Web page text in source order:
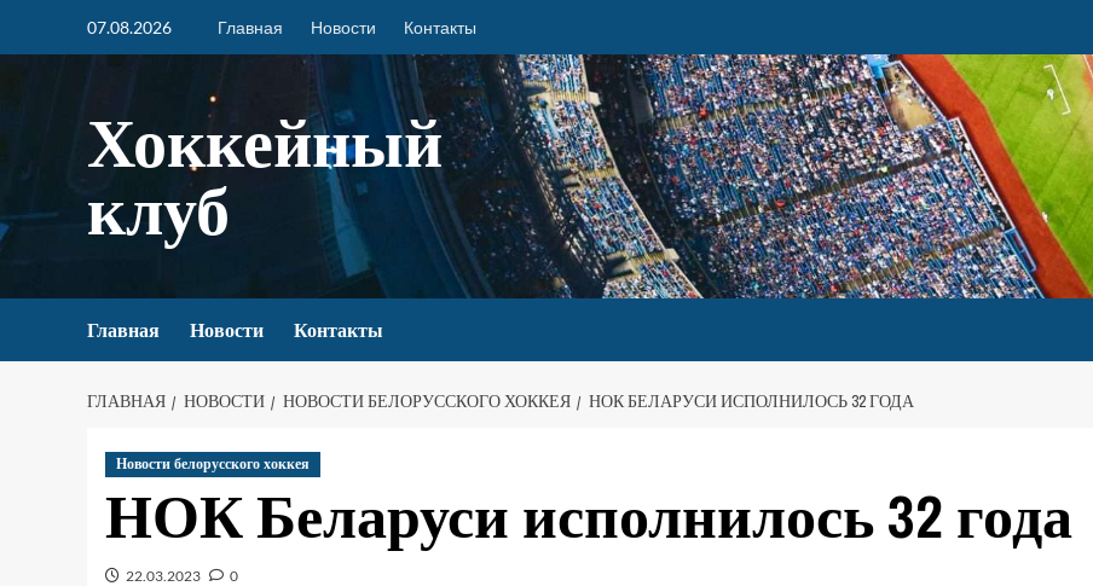
07.08.2026 Главная Новости Контакты
Хоккейный
клуб
Главная Новости Контакты
ГЛАВНАЯ НОВОСТИ НОВОСТИ БЕЛОРУССКОГО ХОККЕЯ НОК БЕЛАРУСИ ИСПОЛНИЛОСЬ 32 ГОДА
Новости белорусского хоккея
НОК Беларуси исполнилось 32 года
22.03.2023 0